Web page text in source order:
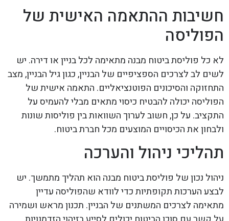
חשיבות ההתאמה האישית של
הפוליסה
לא כל פוליסת ביטוח מבנה מתאימה לכל בניין או דירה. יש
לשים לב לצרכים הספציפיים של הבניין, כגון גיל הבניין, מצב
התחזוקה והסיכונים הפוטנציאליים. התאמה אישית של
הפוליסה יכולה להבטיח כיסוי מתאים מבלי להעמיס על
התקציב. על כן, חשוב לערוך השוואות בין פוליסות שונות
ולבחון את הכיסויים המוצעים מכל חברת ביטוח.
תהליכי ניהול והערכה
ניהול נכון של פוליסת ביטוח מבנה הוא תהליך מתמשך. יש
לבצע הערכות תקופתיות כדי לוודא שהפוליסה עדיין
מתאימה לצרכים המשתנים של הבניין. תכנון מראש ושמירה